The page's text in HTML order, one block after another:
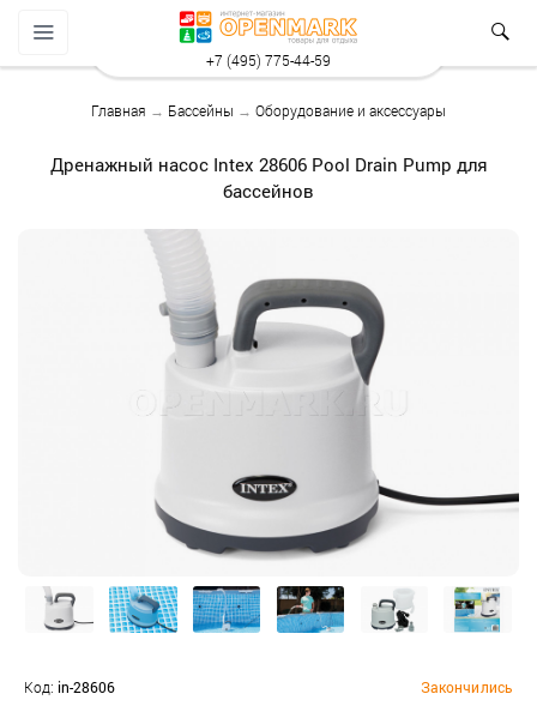
+7 (495) 775-44-59
Главная → Бассейны → Оборудование и аксессуары
Дренажный насос Intex 28606 Pool Drain Pump для
бассейнов
Код: in-28606 Закончились